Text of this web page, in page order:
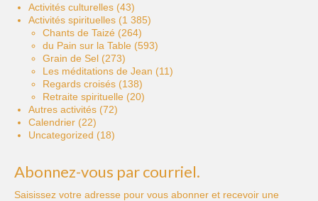
Activités culturelles (43)
Activités spirituelles (1 385)
Chants de Taizé (264)
du Pain sur la Table (593)
Grain de Sel (273)
Les méditations de Jean (11)
Regards croisés (138)
Retraite spirituelle (20)
Autres activités (72)
Calendrier (22)
Uncategorized (18)
Abonnez-vous par courriel.
Saisissez votre adresse pour vous abonner et recevoir une